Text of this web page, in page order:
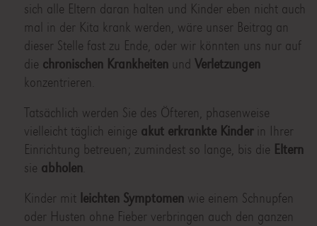
sich alle Eltern daran halten und Kinder eben nicht auch
mal in der Kita krank werden, wäre unser Beitrag an
dieser Stelle fast zu Ende, oder wir könnten uns nur auf
die chronischen Krankheiten und Verletzungen
konzentrieren.
Tatsächlich werden Sie des Öfteren, phasenweise
vielleicht täglich einige akut erkrankte Kinderin Ihrer
Einrichtung betreuen; zumindest so lange, bis die Eltern
sie abholen
Kinder mit leichten Symptomen wie einem Schnupfen
oder Husten ohne Fieber verbringen auch den ganzen